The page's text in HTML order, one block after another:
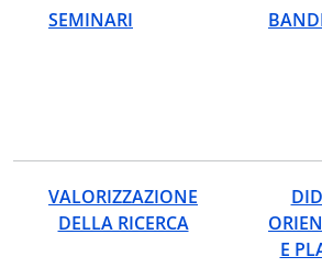
SEMINARI
VALORIZZAZIONE
DELLA RICERCA
E